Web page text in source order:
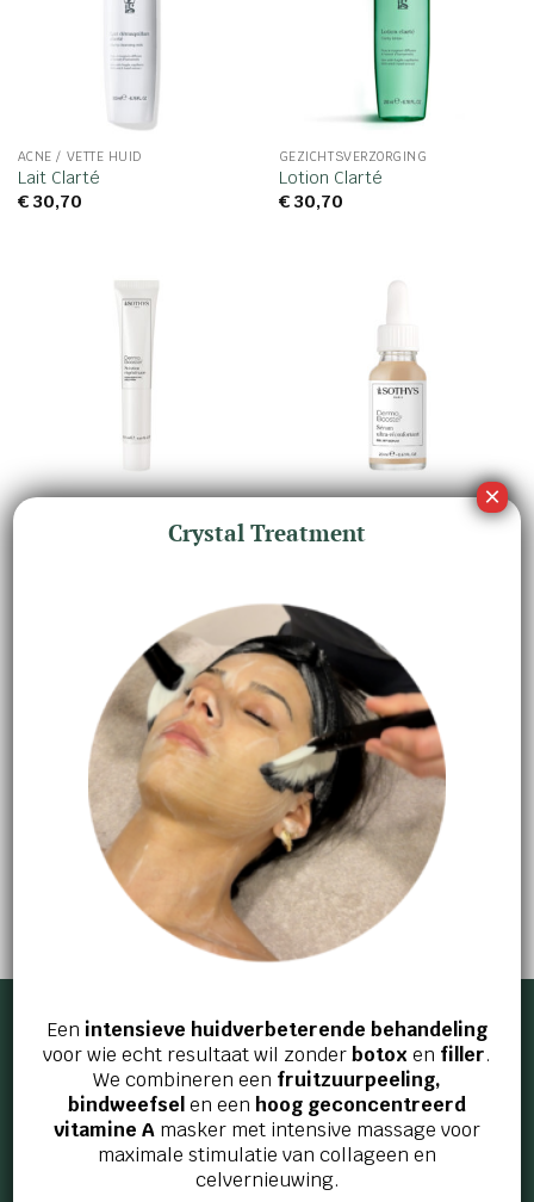
ACNE / VETTE HUID
Lait Clarté
€30,70
GEZICHTSVERZORGING
Lotion Clarté
€30,70
Regenerative Solution
Serum Ultra Reconfortant
Jouw huid en welzijn verdienen het
beste!
Ervaar zelf de kracht van effectieve
huidverbetering en innerlijke ontspanning.
Maak vandaag nog een afspraak en ontdek wat
wij voor jou kunnen betekenen!
AFSPRAAK MAKEN
Beautyvit huidverbetering
Haagweg 460 (Princenhage)
4813 XG Breda
Crystal Treatment
Een intensieve huidverbeterende behandeling
voor wie echt resultaat wil zonderbotox en filler.
We combineren een fruitzuurpeeling,
bindweefselen een hoog geconcentreerd
vitamine A masker met intensive massage voor
maximale stimulatie van collageen en
celvernieuwing.